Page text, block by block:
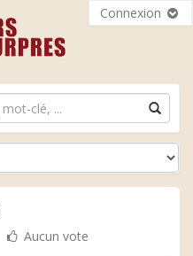
Connexion
Aucun vote